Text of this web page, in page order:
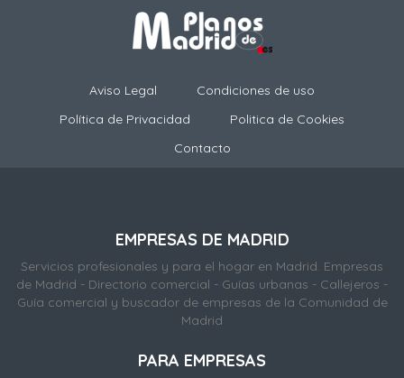
Aviso Legal
Condiciones de uso
Política de Privacidad
Politica de Cookies
Contacto
EMPRESAS DE MADRID
Servicios profesionales y para el hogar en Madrid. Empresas
de Madrid - Directorio comercial - Guías urbanas - Callejeros -
Guía comercial y buscador de empresas de la Comunidad de
Madrid
PARA EMPRESAS